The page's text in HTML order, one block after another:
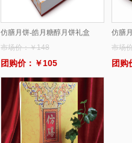
仿膳月饼-皓月糖醇月饼礼盒
市场价：￥148
团购价：￥105
仿膳
市场
团购